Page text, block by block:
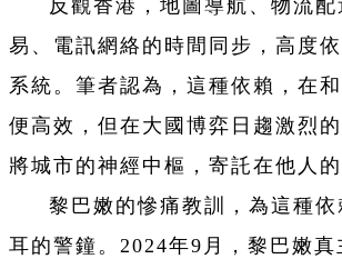
反觀香港，地圖導航、物流配
易、電訊網絡的時間同步，高度
系統。筆者認為，這種依賴，在
便高效，但在大國博弈日趨激烈
將城市的神經中樞，寄託在他人的
黎巴嫩的慘痛教訓，為這種依
耳的警鐘。2024年9月，黎巴嫩真